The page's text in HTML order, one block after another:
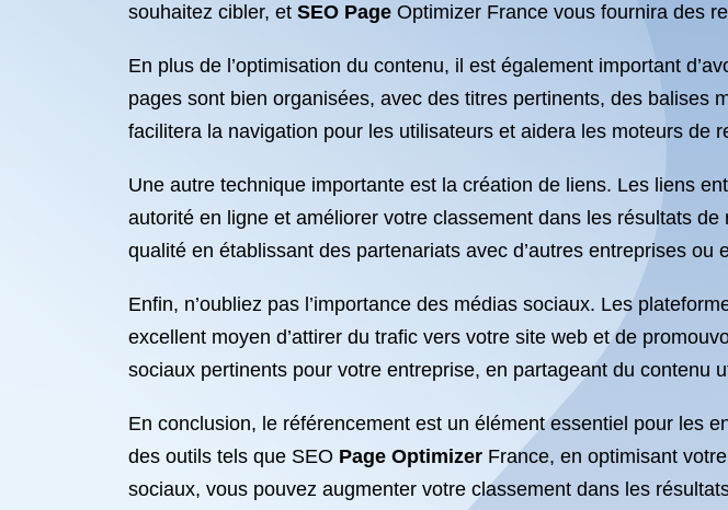
souhaitez cibler, et SEO Page Optimizer France vous fournira des
En plus de l’optimisation du contenu, il est également important
pages sont bien organisées, avec des titres pertinents, des balises
facilitera la navigation pour les utilisateurs et aidera les moteurs de
Une autre technique importante est la création de liens. Les liens
autorité en ligne et améliorer votre classement dans les résultats
qualité en établissant des partenariats avec d’autres entreprises
Enfin, n’oubliez pas l’importance des médias sociaux. Les
excellent moyen d’attirer du trafic vers votre site web et de
sociaux pertinents pour votre entreprise, en partageant du contenu
En conclusion, le référencement est un élément essentiel pour les
des outils tels que SEO Page Optimizer France, en optimisant
sociaux, vous pouvez augmenter votre classement dans les